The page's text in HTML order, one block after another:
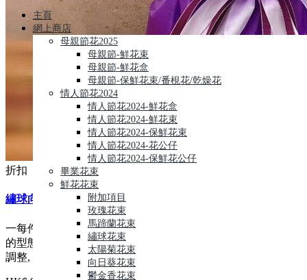
主頁
網上商店
母親節花2025
母親節-鮮花束
母親節-鮮花盒
母親節-保鮮花束/番梘花/乾燥花
情人節花2024
情人節花2024-鮮花盒
情人節花2024-鮮花束
情人節花2024-保鮮花束
情人節花2024-花公仔
情人節花2024-保鮮花公仔
畢業花束
鮮花花束
附加項目
玫瑰花束
馬蹄蘭花束
繡球花束
太陽菊花束
向日葵花束
鬱金香花束
折扣
繡球向日葵洋桔梗花束(hydrangea sunflowers bouquet)
一每件花藝品由人手製作,鮮花材屬自然產物,每枝都有其獨特
的型態,及顏色的差異, 襯花及葉亦會受季節及市場供貨而有所
調整, 所以圖片僅作參考